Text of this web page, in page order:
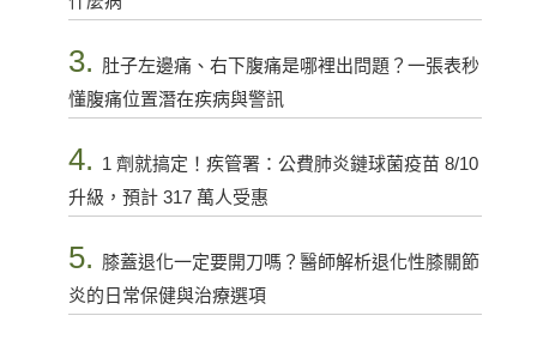
3. 肚子左邊痛、右下腹痛是哪裡出問題？一張表秒
懂腹痛位置潛在疾病與警訊
4. 1 劑就搞定！疾管署：公費肺炎鏈球菌疫苗 8/10
升級，預計 317 萬人受惠
5. 膝蓋退化一定要開刀嗎？醫師解析退化性膝關節
炎的日常保健與治療選項